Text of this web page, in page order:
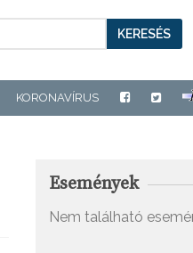
KERESÉS
KORONAVÍRUS
Események
Nem található